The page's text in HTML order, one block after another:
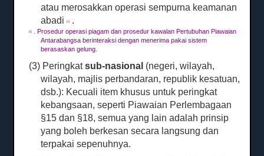
atau merosakkan operasi sempurna keamanan
abadi[1] .
[1] .Prosedur operasi piagam dan prosedur kawalan Pertubuhan Piawaian
Antarabangsa berinteraksi dengan menerima pakai sistem
berasaskan gelung.
(3) Peringkatsub-nasional (negeri, wilayah,
wilayah, majlis perbandaran, republik kesatuan,
dsb.): Kecuali item khusus untuk peringkat
kebangsaan, seperti Piawaian Perlembagaan
§15 dan §18, semua yang lain adalah prinsip
yang boleh berkesan secara langsung dan
terpakai sepenuhnya.